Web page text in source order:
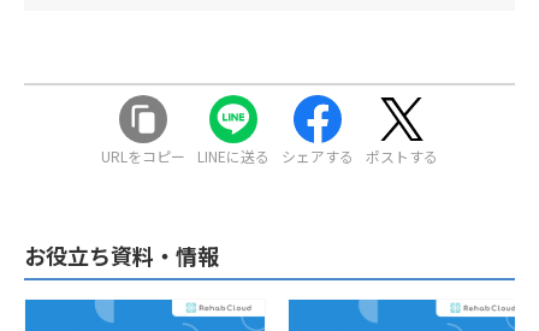
URLをコピー LINEに送る シェアする ポストする
お役立ち資料・情報